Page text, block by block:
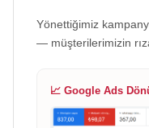
Yönettiğimiz
— müşterilerimizin
📈 Google Ads